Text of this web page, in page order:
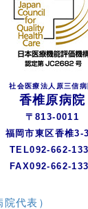
社会医療法人原三信病
香椎原病院
〒813-0011
福岡市東区香椎3-
TEL092-662-
FAX092-662-
代表）